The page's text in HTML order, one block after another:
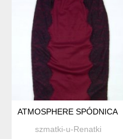
ATMOSPHERE SPÓDNICA
szmatki-u-Renatki